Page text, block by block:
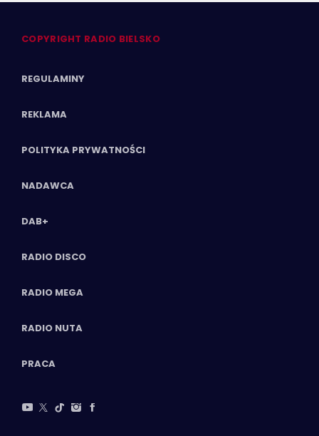
COPYRIGHT RADIO BIELSKO
REGULAMINY
REKLAMA
POLITYKA PRYWATNOŚCI
NADAWCA
DAB+
RADIO DISCO
RADIO MEGA
RADIO NUTA
PRACA